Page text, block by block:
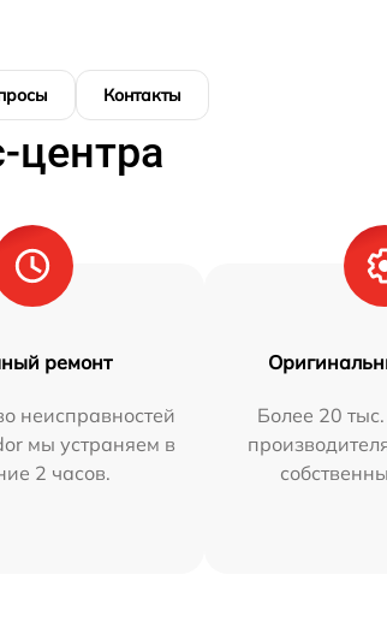
Контакты
центра
ремонт
неисправностей
мы устраняем в
2 часов.
Более 20